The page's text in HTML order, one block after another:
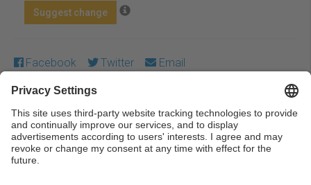
Suggest change
Facebook Twitter Email
Except where otherwise noted, content on this work is
licensed under a Creative Commons license:Attribution-
NonCommercial-NoDerivs 3.0 Spain